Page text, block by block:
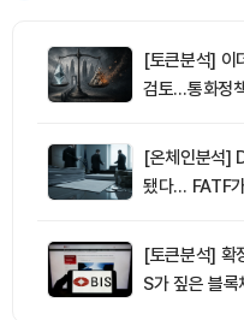
[토큰분석] 이
검토…통화정
[온체인분석]
됐다… FATF
[토큰분석] 확
S가 짚은 블록